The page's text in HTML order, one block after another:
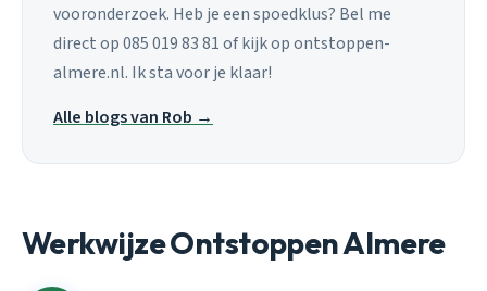
vooronderzoek. Heb je een spoedklus? Bel me
direct op 085 019 83 81 of kijk op ontstoppen-
almere.nl. Ik sta voor je klaar!
Alle blogs van Rob →
Werkwijze Ontstoppen Almere